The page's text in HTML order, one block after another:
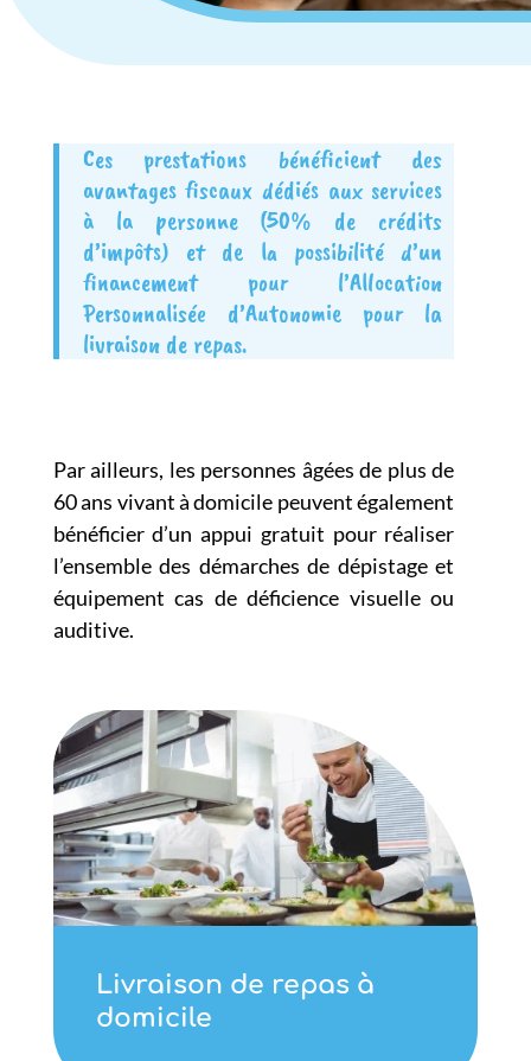
Ces prestations bénéficient des
avantages fiscaux dédiés aux services
à la personne (50% de crédits
d’impôts) et de la possibilité d’un
financement pour l’Allocation
Personnalisée d’Autonomie pour la
livraison de repas.
Par ailleurs, les personnes âgées de plus de
60 ans vivant à domicile peuvent également
bénéficier d’un appui gratuit pour réaliser
l’ensemble des démarches de dépistage et
équipement cas de déficience visuelle ou
auditive.
Livraison de repas à
domicile